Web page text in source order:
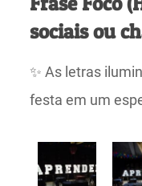
sociais ou
✨ As letras
festa em um